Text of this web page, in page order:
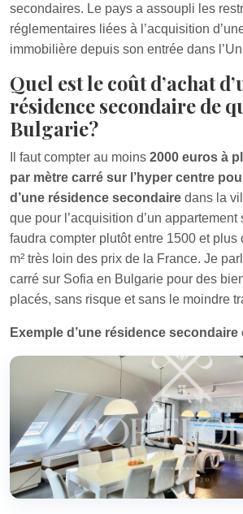
secondaires. Le pays a assoupli les
réglementaires liées à l’acquisition
immobilière depuis son entrée dans
Quel est le coût d’achat
résidence secondaire de
Bulgarie?
Il faut compter au moins 2000 euros à
par mètre carré sur l’hyper centre
d’une résidence secondaire dans la
que pour l’acquisition d’un appartement
faudra compter plutôt entre 1500 et plus
m² très loin des prix de la France. Je
carré sur Sofia en Bulgarie pour des
placés, sans risque et sans le moindre
Exemple d’une résidence secondaire